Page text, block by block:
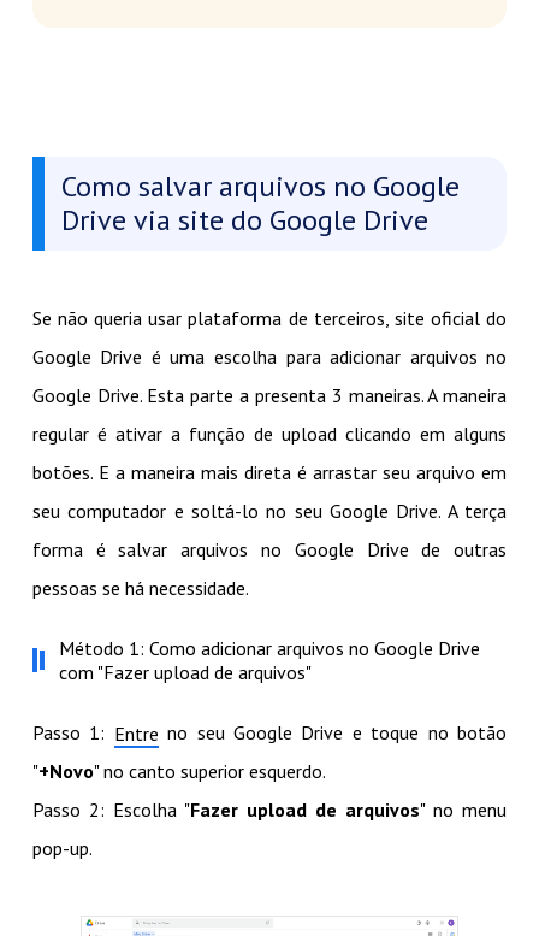
Como salvar arquivos no Google
Drive via site do Google Drive
Se não queria usar plataforma de terceiros, site oficial do
Google Drive é uma escolha para adicionar arquivos no
Google Drive. Esta parte a presenta 3 maneiras. A maneira
regular é ativar a função de upload clicando em alguns
botões. E a maneira mais direta é arrastar seu arquivo em
seu computador e soltá-lo no seu Google Drive. A terça
forma é salvar arquivos no Google Drive de outras
pessoas se há necessidade.
Método 1: Como adicionar arquivos no Google Drive
com "Fazer upload de arquivos"
Passo 1: Entre no seu Google Drive e toque no botão
"+Novo" no canto superior esquerdo.
Passo 2: Escolha "Fazer upload de arquivos" no menu
pop-up.